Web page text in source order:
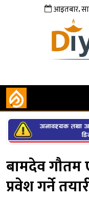
आइतबार,
बामदेव
प्रवेश गर्ने